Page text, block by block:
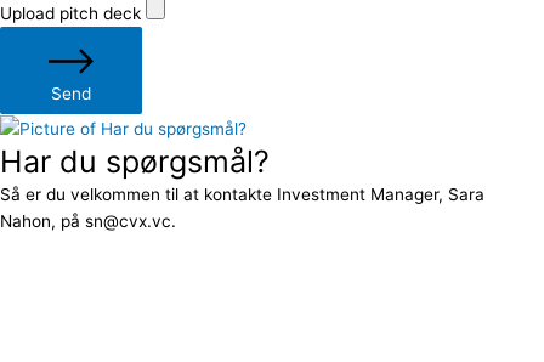
Upload pitch deck
Send
Har du spørgsmål?
Så er du velkommen til at kontakte Investment Manager, Sara
Nahon, på sn@cvx.vc.